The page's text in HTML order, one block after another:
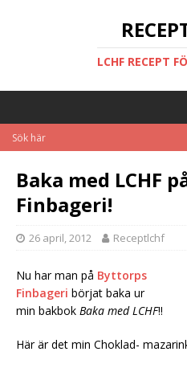
LCHF RECEPT
Baka med LCHF
Finbageri!
26 april, 2012 Receptlchf
Nu har man på Byttorps
Finbageri börjat baka ur
min bakbok Baka med LCHF!!
Här är det min Choklad-